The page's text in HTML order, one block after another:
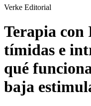
Verke Editorial
Terapia con
tímidas e
qué
baja